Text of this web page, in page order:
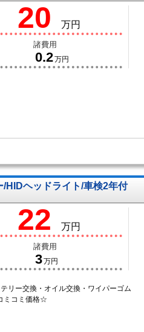
20 万円
諸費用
0.2万円
/HIDヘッドライト/車検2年付
22 万円
諸費用
3万円
リー交換・オイル交換・ワイパーゴム
ミコミ価格☆